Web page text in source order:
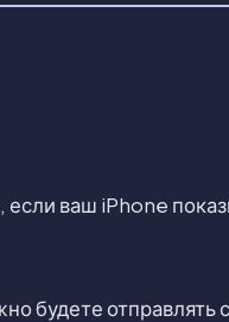
если ваш iPhone
будете отправлять